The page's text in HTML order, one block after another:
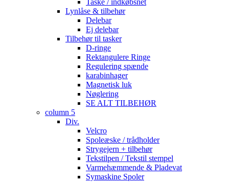
Taske / indkøbsnet
Lynlåse & tilbehør
Delebar
Ej delebar
Tilbehør til tasker
D-ringe
Rektangulere Ringe
Regulering spænde
karabinhager
Magnetisk luk
Nøglering
SE ALT TILBEHØR
column 5
Div.
Velcro
Spoleæske / trådholder
Strygejern + tilbehør
Tekstilpen / Tekstil stempel
Varmehæmmende & Pladevat
Symaskine Spoler